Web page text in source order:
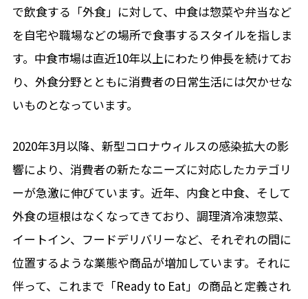
で飲食する「外食」に対して、中食は惣菜や弁当など
を自宅や職場などの場所で食事するスタイルを指しま
す。中食市場は直近10年以上にわたり伸長を続けてお
り、外食分野とともに消費者の日常生活には欠かせな
いものとなっています。
2020年3月以降、新型コロナウィルスの感染拡大の影
響により、消費者の新たなニーズに対応したカテゴリ
ーが急激に伸びています。近年、内食と中食、そして
外食の垣根はなくなってきており、調理済冷凍惣菜、
イートイン、フードデリバリーなど、それぞれの間に
位置するような業態や商品が増加しています。それに
伴って、これまで「Ready to Eat」の商品と定義され